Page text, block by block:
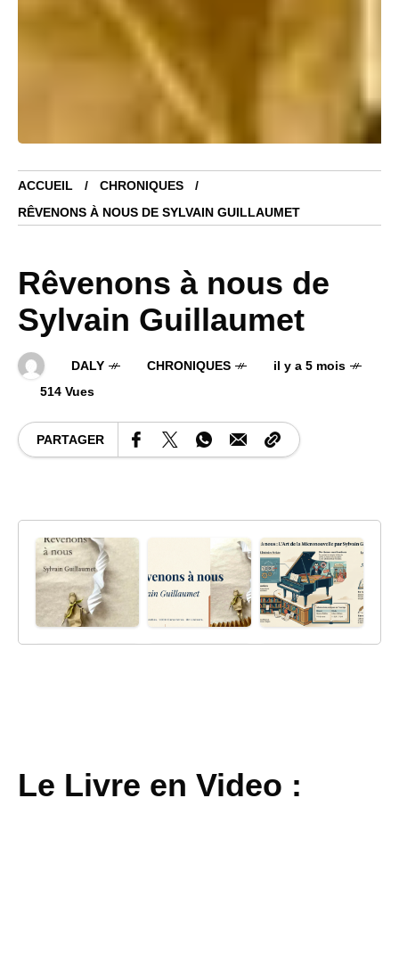
ACCUEIL
CHRONIQUES
RÊVENONS À NOUS DE SYLVAIN GUILLAUMET
Rêvenons à nous de
Sylvain Guillaumet
DALY CHRONIQUES
il y a 5 mois
514 Vues
PARTAGER
Le Livre en Video :